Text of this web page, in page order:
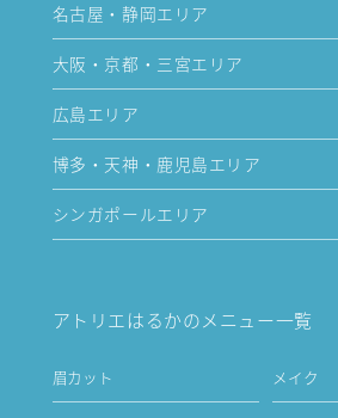
名古屋・静岡エリア
大阪・京都・三宮エリア
広島エリア
博多・天神・鹿児島エリア
シンガポールエリア
アトリエはるかのメニュー一覧
眉カット メイク